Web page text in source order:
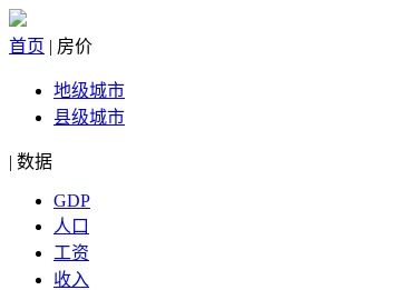
首页 | 房价
地级城市
县级城市
| 数据
GDP
人口
工资
收入